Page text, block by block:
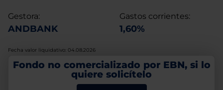
Gestora:
ANDBANK
Gastos corrientes:
1,60%
Fecha valor liquidativo: 04.08.2026
Fondo no comercializado por EBN, si lo
quiere solicítelo